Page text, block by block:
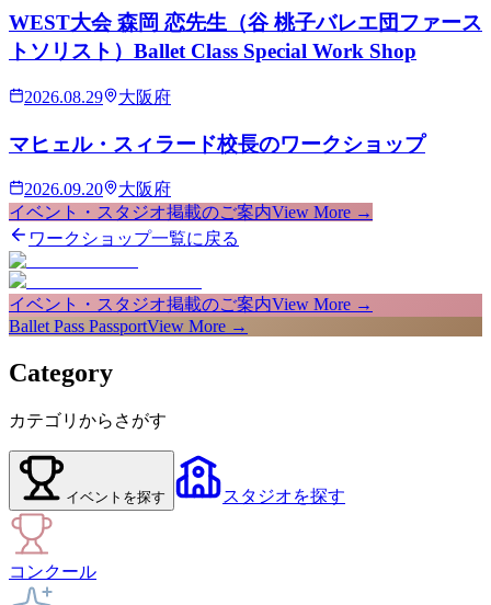
WEST大会 森岡 恋先生（谷 桃子バレエ団ファース
トソリスト）Ballet Class Special Work Shop
2026.08.29 大阪府
マヒェル・スィラード校長のワークショップ
2026.09.20
大阪府
イベント・スタジオ掲載のご案内View More →
ワークショップ一覧に戻る
イベント・スタジオ掲載のご案内View More →
Ballet Pass PassportView More →
Category
カテゴリからさがす
イベント を探す スタジオを探す
コンクール